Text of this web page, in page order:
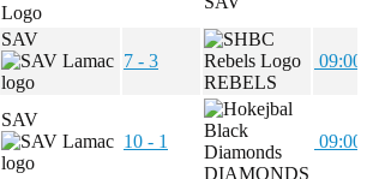
SAV
7 - 3
REBELS
SAV
10 - 1
DIAMONDS